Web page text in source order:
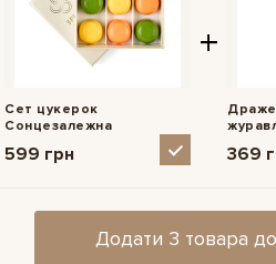
міні-версію листівки.
фото або картинку на картці Instax
ще особливішим.
– 52,41 г, з них цукри –
Сет цукерок
Сонцезалежна
599 грн
+
Драже
369
Додати 3 товара